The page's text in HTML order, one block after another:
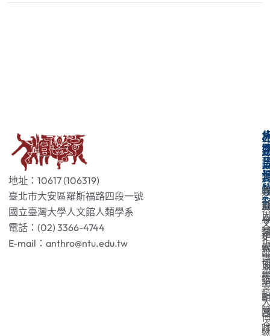
地址：10617 (106319)
臺北市大安區羅斯福路四段一號
國立臺灣大學人文館人類學系
電話：(02) 3366-4744
E-mail：anthro@ntu.edu.tw